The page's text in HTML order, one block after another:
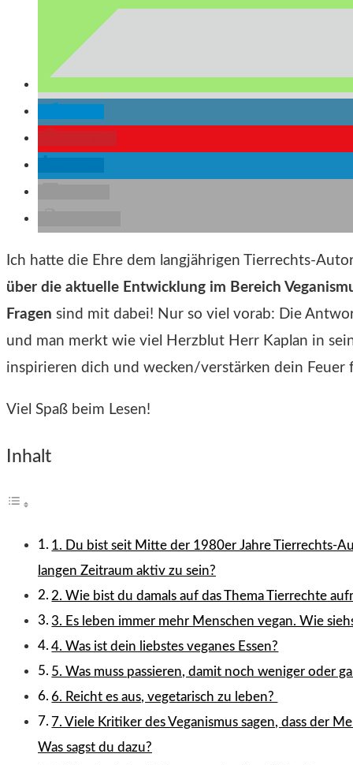
Ich hatte die Ehre dem langjährigen Tierrechts-
über die aktuelle Entwicklung im Bereich
Fragen sind mit dabei! Nur so viel vorab: Die
und man merkt wie viel Herzblut Herr Kaplan in
inspirieren dich und wecken/verstärken dein Feuer
Viel Spaß beim Lesen!
Inhalt
1. Du bist seit Mitte der 1980er Jahre Tierrechts-
langen Zeitraum aktiv zu sein?
2. Wie bist du damals auf das Thema Tierrechte
3. Es leben immer mehr Menschen vegan. Wie
4. Was ist dein liebstes veganes Essen?
5. Was muss passieren, damit noch weniger oder
6. Reicht es aus, vegetarisch zu leben?
7. Viele Kritiker des Veganismus sagen, dass der
Was sagst du dazu?